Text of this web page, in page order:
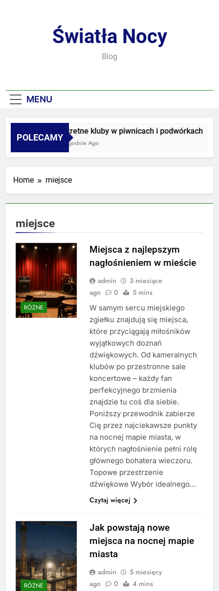
Światła Nocy
Blog
MENU
POLECAMY
Sekretne kluby w piwnicach i podwórkach
3 Tygodnie Ago
Home miejsce
miejsce
RÓŻNE
Miejsca z najlepszym
nagłośnieniem w mieście
admin
3 miesiące
ago
0 5 mins
W samym sercu miejskiego
zgiełku znajdują się miejsca,
które przyciągają miłośników
wyjątkowych doznań
dźwiękowych. Od kameralnych
klubów po przestronne sale
koncertowe – każdy fan
perfekcyjnego brzmienia
znajdzie tu coś dla siebie.
Poniższy przewodnik zabierze
Cię przez najciekawsze punkty
na nocnej mapie miasta, w
których nagłośnienie pełni rolę
głównego bohatera wieczoru.
Topowe przestrzenie
dźwiękowe Wybór idealnego…
Czytaj więcej
RÓŻNE
Jak powstają nowe
miejsca na nocnej mapie
miasta
admin
5 miesięcy
ago
0 4 mins